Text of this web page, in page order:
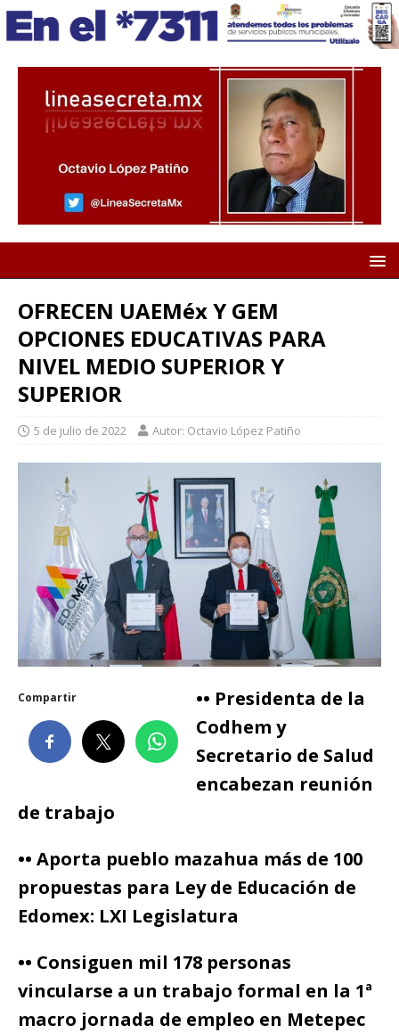
OFRECEN UAEMéx Y GEM
OPCIONES EDUCATIVAS PARA
NIVEL MEDIO SUPERIOR Y
SUPERIOR
5 de julio de 2022 Autor: Octavio López Patiño
Compartir
•• Presidenta de la
Codhem y
Secretario de Salud
encabezan reunión
de trabajo
•• Aporta pueblo mazahua más de 100
propuestas para Ley de Educación de
Edomex: LXI Legislatura
•• Consiguen mil 178 personas
vincularse a un trabajo formal en la 1ª
macro jornada de empleo en Metepec